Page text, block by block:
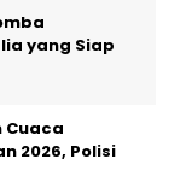
yang Siap
Cuaca
2026, Polisi